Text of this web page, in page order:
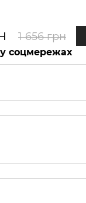
1 656 грн
соцмережах